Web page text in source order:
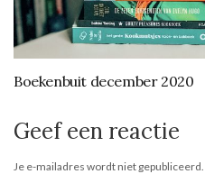
Boekenbuit december 2020
Geef een reactie
Je e-mailadres wordt niet gepubliceerd.